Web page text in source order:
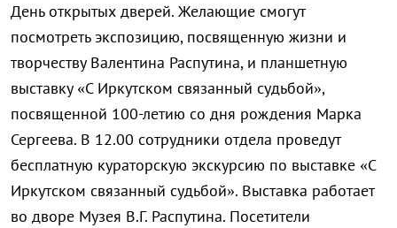
День открытых дверей. Желающие смогут
посмотреть экспозицию, посвященную жизни и
творчеству Валентина Распутина, и планшетную
выставку «С Иркутском связанный судьбой»,
посвященной 100-летию со дня рождения Марка
Сергеева. В 12.00 сотрудники отдела проведут
бесплатную кураторскую экскурсию по выставке «С
Иркутском связанный судьбой». Выставка работает
во дворе Музея В.Г. Распутина. Посетители